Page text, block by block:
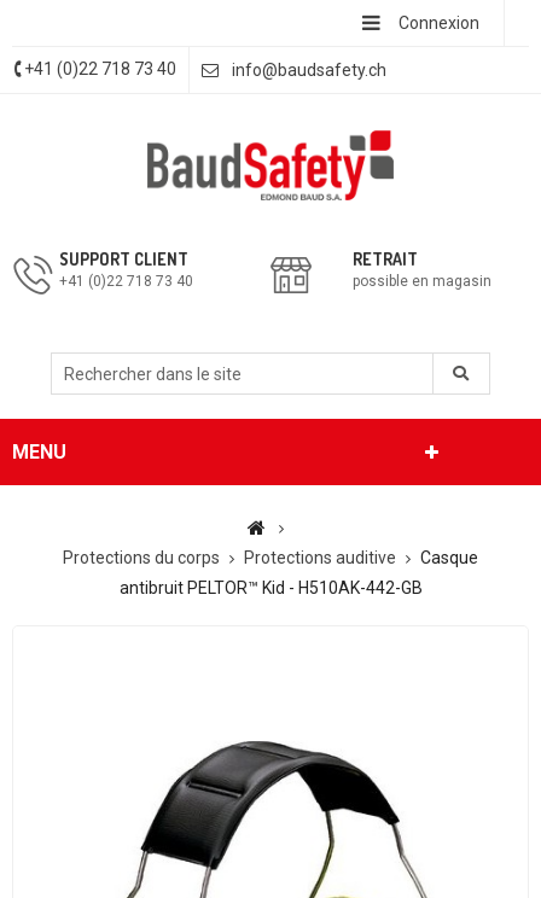
Connexion
+41 (0)22 718 73 40 info@baudsafety.ch
SUPPORT CLIENT
+41 (0)22 718 73 40
RETRAIT
possible en magasin
MENU
Protections du corps Protections auditive
Casque
antibruit PELTOR™ Kid - H510AK-442-GB